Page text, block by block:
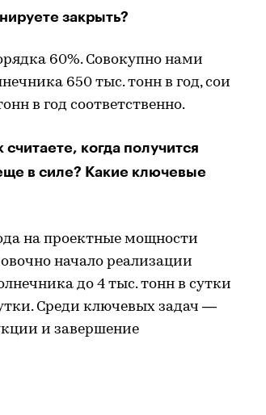
закрыть?
60%. Совокупно нами
650 тыс. тонн в год, сои
в год соответственно.
когда получится
в силе? Какие ключевые
на проектные мощности
начало реализации
до 4 тыс. тонн в сутки
Среди ключевых задач —
и завершение